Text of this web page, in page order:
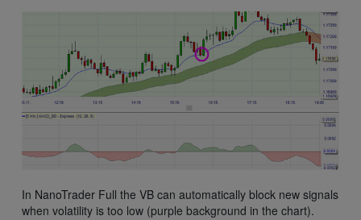
In NanoTrader Full the VB can automatically block new signals
when volatility is too low (purple background in the chart).